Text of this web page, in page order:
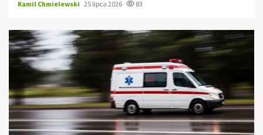
Kamil Chmielewski 25 lipca 2026 83